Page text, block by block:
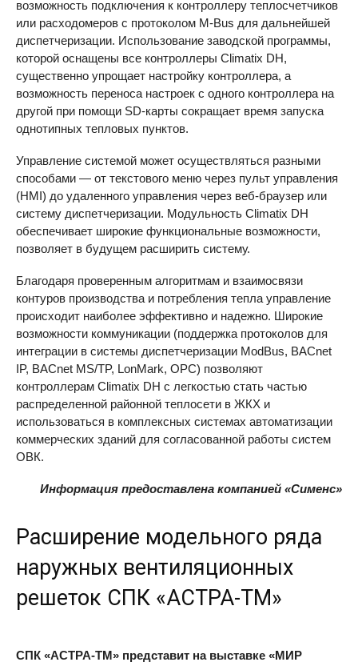
возможность подключения к контроллеру теплосчетчиков
или расходомеров с протоколом M-Bus для дальнейшей
диспетчеризации. Использование заводской программы,
которой оснащены все контроллеры Climatix DH,
существенно упрощает настройку контроллера, а
возможность переноса настроек с одного контроллера на
другой при помощи SD-карты сокращает время запуска
однотипных тепловых пунктов.
Управление системой может осуществляться разными
способами — от текстового меню через пульт управления
(HMI) до удаленного управления через веб-браузер или
систему диспетчеризации. Модульность Climatix DH
обеспечивает широкие функциональные возможности,
позволяет в будущем расширить систему.
Благодаря проверенным алгоритмам и взаимосвязи
контуров производства и потребления тепла управление
происходит наиболее эффективно и надежно. Широкие
возможности коммуникации (поддержка протоколов для
интеграции в системы диспетчеризации ModBus, BACnet
IP, BACnet MS/TP, LonMark, OPC) позволяют
контроллерам Climatix DH с легкостью стать частью
распределенной районной теплосети в ЖКХ и
использоваться в комплексных системах автоматизации
коммерческих зданий для согласованной работы систем
ОВК.
Информация предоставлена компанией «Сименс»
Расширение модельного ряда
наружных вентиляционных
решеток СПК «АСТРА-ТМ»
СПК «АСТРА-ТМ» представит на выставке «МИР